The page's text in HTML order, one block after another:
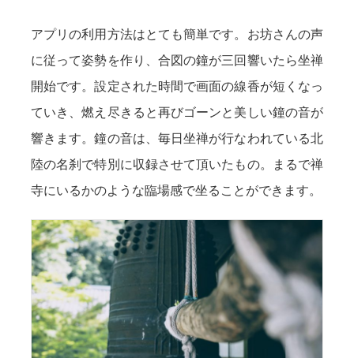
アプリの利用方法はとても簡単です。お坊さんの声
に従って姿勢を作り、合図の鐘が三回響いたら坐禅
開始です。設定された時間で画面の線香が短くなっ
ていき、燃え尽きると再びゴーンと美しい鐘の音が
響きます。鐘の音は、毎日坐禅が行なわれている北
陸の名刹で特別に収録させて頂いたもの。まるで禅
寺にいるかのような臨場感で坐ることができます。